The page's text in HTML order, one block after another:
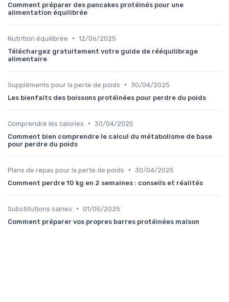
Comment préparer des pancakes protéinés pour une
alimentation équilibrée
Nutrition équilibrée • 12/06/2025
Téléchargez gratuitement votre guide de rééquilibrage
alimentaire
Suppléments pour la perte de poids • 30/04/2025
Les bienfaits des boissons protéinées pour perdre du poids
Comprendre les calories • 30/04/2025
Comment bien comprendre le calcul du métabolisme de base
pour perdre du poids
Plans de repas pour la perte de poids • 30/04/2025
Comment perdre 10 kg en 2 semaines : conseils et réalités
Substitutions saines • 01/05/2025
Comment préparer vos propres barres protéinées maison